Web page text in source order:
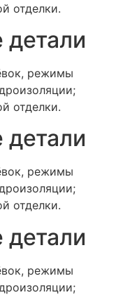
отделки.
детали
режимы
отделки.
детали
режимы
отделки.
детали
режимы